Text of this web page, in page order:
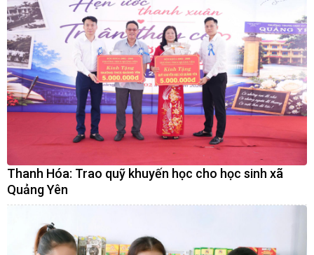
Thanh Hóa: Trao quỹ khuyến học cho học sinh xã
Quảng Yên